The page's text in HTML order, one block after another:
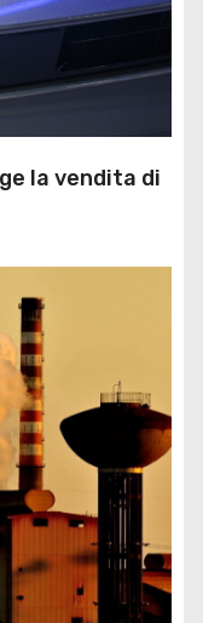
la vendita di